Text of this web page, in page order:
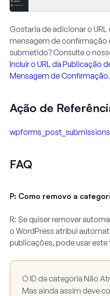
Gostaria de adicionar o
mensagem de confirmação
submetido? Consulte o
Incluir o URL da Publicação
Mensagem de Confirmação.
Ação de
FAQ
P: Como removo a
R: Se quiser remover
o WordPress atribui
publicações, pode usar este
O ID da categoria Não
Mas ainda assim deve